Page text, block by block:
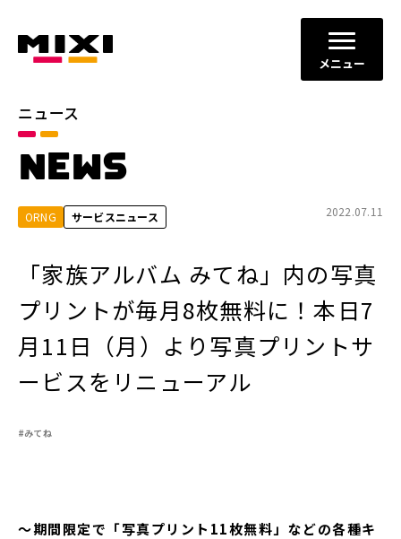
メニュー
ニュース
NEWS
ORNG サービスニュース 2022.07.11
「家族アルバム みてね」内の写真
プリントが毎月8枚無料に！本日7
月11日（月）より写真プリントサ
ービスをリニューアル
#みてね
～期間限定で「写真プリント11枚無料」などの各種キ
カテゴリ
お知らせ
2026年 2025年